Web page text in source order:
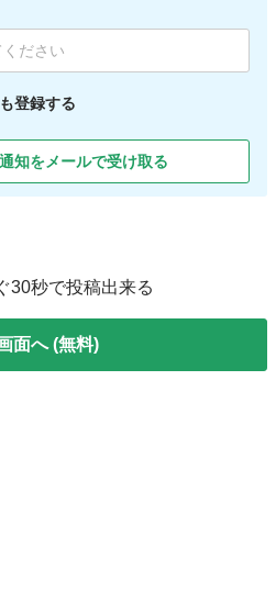
登録する
知をメールで受け取る
30秒で投稿出来る
面へ (無料)